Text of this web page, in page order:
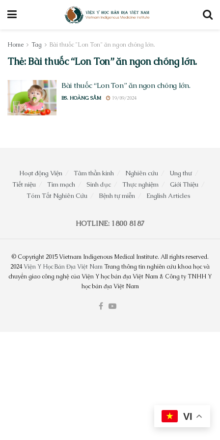
Home Tag Bài thuốc "Lon Ton" ăn ngon chóng lớn.
Thẻ:Bài thuốc “Lon Ton” ăn ngon chóng lớn.
Bài thuốc “Lon Ton” ăn ngon chóng lớn.
BS. HOÀNG SẦM 19/09/2024
Hoạt động Viện Tâm thần kinh Nghiên cứu
Ung thư
Tiết niệu
Tim mạch Sinh dục Thực nghiệm
Giới Thiệu
Tóm Tắt Nghiên Cứu
Bệnh tự miễn English Articles
HOTLINE: 1800 8187
© Copyright 2015 Vietnam Indigenous Medical Institute. All rights reserved.
2024Viện Y Học Bản Địa Việt NamTrang thông tin nghiên cứu khoa học và
chuyển giao công nghệ của Viện Y học bản địa Việt Nam & Công ty TNHH Y
học bản địa Việt Nam
VI